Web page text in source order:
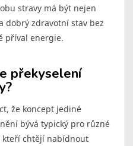
stravy má být nejen
dobrý zdravotní stav bez
příval energie.
překyselení
že koncept jediné
bývá typický pro různé
kteří chtějí nabídnout